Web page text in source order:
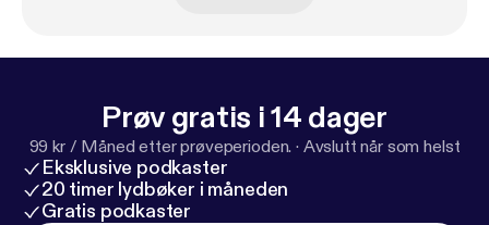
Prøv gratis i 14 dager
99 kr / Måned etter prøveperioden. · Avslutt når som helst
Eksklusive podkaster
20 timer lydbøker i måneden
Gratis podkaster